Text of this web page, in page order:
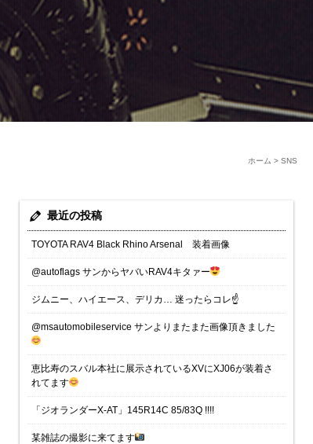
SNS
ホーム >
最近の投稿
TOYOTA RAV4 Black Rhino Arsenal 装着画像
@autoflags サンからヤバいRAV4キタァー
ジムニー、ハイエース、デリカ… 迷ったらコレ☝️
@msautomobileservice サンよりまたまた画像頂きました
恵比寿のスバル本社に展示されているXVにXJ06が装着さ
れてます
「ジオランダーX-AT」145R14C 85/83Q !!!!
某雑誌の撮影に来てます